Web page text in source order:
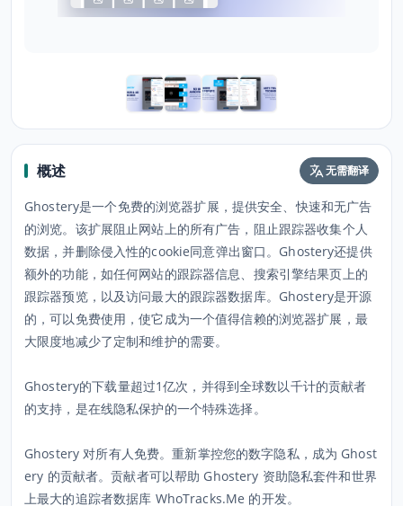
概述 无需翻译
Ghostery是一个免费的浏览器扩展，提供安全、快速和无广告
的浏览。该扩展阻止网站上的所有广告，阻止跟踪器收集个人
数据，并删除侵入性的cookie同意弹出窗口。Ghostery还提供
额外的功能，如任何网站的跟踪器信息、搜索引擎结果页上的
跟踪器预览，以及访问最大的跟踪器数据库。Ghostery是开源
的，可以免费使用，使它成为一个值得信赖的浏览器扩展，最
大限度地减少了定制和维护的需要。
Ghostery的下载量超过1亿次，并得到全球数以千计的贡献者
的支持，是在线隐私保护的一个特殊选择。
Ghostery 对所有人免费。重新掌控您的数字隐私，成为 Ghost
ery 的贡献者。贡献者可以帮助 Ghostery 资助隐私套件和世界
上最大的追踪者数据库 WhoTracks.Me 的开发。